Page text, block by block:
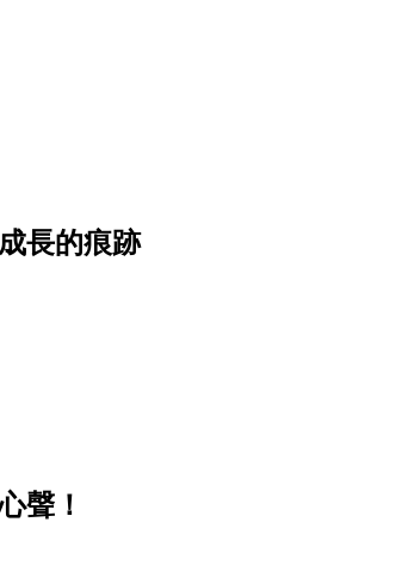
長的痕跡
聲！